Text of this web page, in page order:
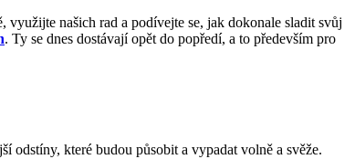
našich rad a podívejte se, jak dokonale sladit svůj
. Ty se dnes dostávají opět do popředí, a to především pro
odstíny, které budou působit a vypadat volně a svěže.